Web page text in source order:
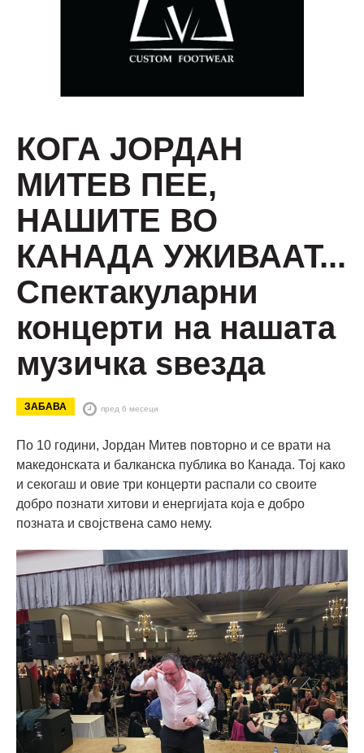
КОГА ЈОРДАН
МИТЕВ ПЕЕ,
НАШИТЕ ВО
КАНАДА УЖИВААТ...
Спектакуларни
концерти на нашата
музичка ѕвезда
ЗАБАВА пред 6 месеци
По 10 години, Јордан Митев повторно и се врати на
македонската и балканска публика во Канада. Тој како
и секогаш и овие три концерти распали со своите
добро познати хитови и енергијата која е добро
позната и својствена само нему.